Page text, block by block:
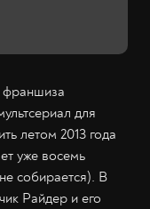
франшиза
для
летом 2013 года
уже восемь
собирается). В
Райдер и его